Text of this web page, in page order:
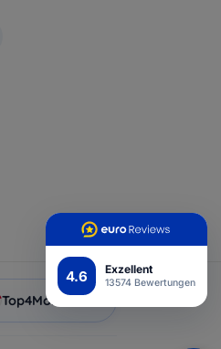
4.6 Exzellent
13574 Bewertungen
Top4Mobile.at